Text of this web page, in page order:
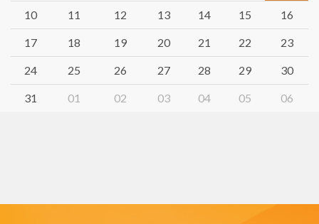
10 11 12 13 14 15 16
17 18 19 20 21 22 23
24 25 26 27 28 29 30
31 01 02 03 04 05 06